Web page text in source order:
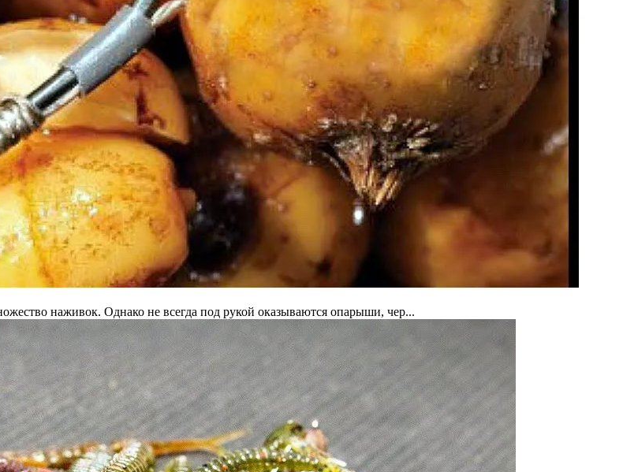
наживок. Однако не всегда под рукой оказываются опарыши, чер...